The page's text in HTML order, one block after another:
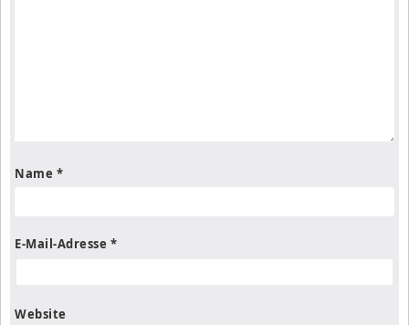
Name *
E-Mail-Adresse *
Website